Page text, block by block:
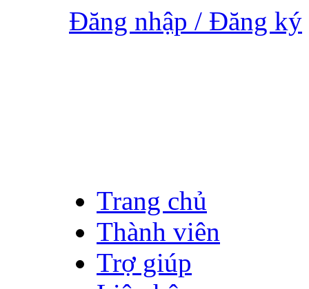
Đăng nhập / Đăng ký
Trang chủ
Thành viên
Trợ giúp